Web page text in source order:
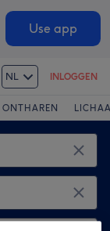
Use app
NL INLOGGEN
ONTHAREN